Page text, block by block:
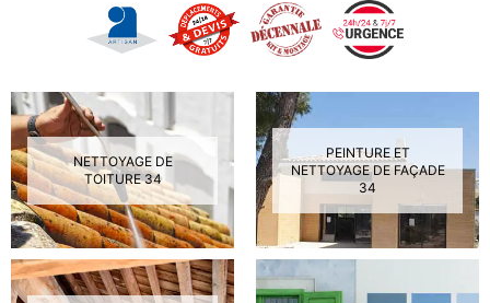
NETTOYAGE DE
TOITURE 34
PEINTURE ET
NETTOYAGE DE FAÇADE
34